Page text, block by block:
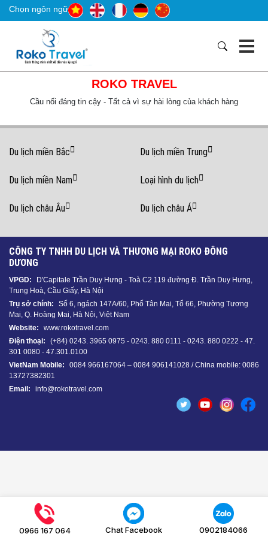
Chọn ngôn ngữ
ROKO TRAVEL
Cầu nối đáng tin cậy - Tất cả vì sự hài lòng của khách hàng
Du lịch miền Bắc Du lịch miền Trung
Du lịch miền Nam Loại hình du lịch
Du lịch châu Âu Du lịch châu Á
CÔNG TY TNHH DU LỊCH VÀ THƯƠNG MẠI ROKO ĐÔNG
DƯƠNG
VPGD:
D'Capitale Trần Duy Hưng - Toà C2 119 đường Đ. Trần Duy Hưng,
Trung Hoà, Cầu Giấy, Hà Nội
Trụ sở chính:
Số 6, ngách 147A/60, Phố Tân Mai, Tổ 66, Phường Tương
Mai, Q. Hoàng Mai, Hà Nội, Việt Nam
Website:
www.rokotravel.com
Điện thoại:
(+84) 0243. 3965 0975 - 0243. 880 0111 - 0243. 880 0222 - 47.
301 0080 - 47.301.0100
VietNam Mobile:
0084 966167064 – 0084 906141028 / China mobile: 0086
13727382301
Email:
info@rokotravel.com
0966 167 064 Chat Facebook 0902184066